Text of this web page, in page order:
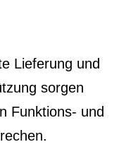
Lieferung und
sorgen
Funktions- und